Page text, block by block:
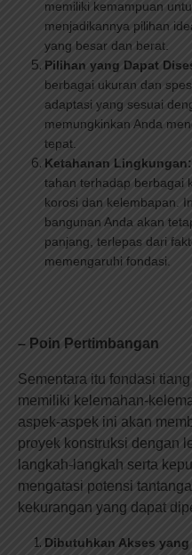
memiliki kemampuan
menjadikannya pilihan
yang besar dan berat.
Pilihan yang Dapat
berbagai ukuran dan
adaptasi yang sesuai
memungkinkan Anda
tepat.
Ketahanan Lingkungan:
tahan terhadap berbagai
korosi dan kelembapan.
bangunan Anda akan
panjang, terlepas dari
memengaruhi fondasi.
– Poin Pertimbangan
Sementara itu fondasi
memiliki kelemahan-
aspek-aspek ini akan
proyek konstruksi dengan
langkah-langkah serta
mengatasi potensi
kekurangan yang dapat
Dibutuhkan Akses